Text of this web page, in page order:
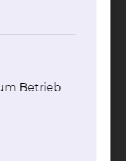
um
praktischen
Vorgaben
und
Betrieb